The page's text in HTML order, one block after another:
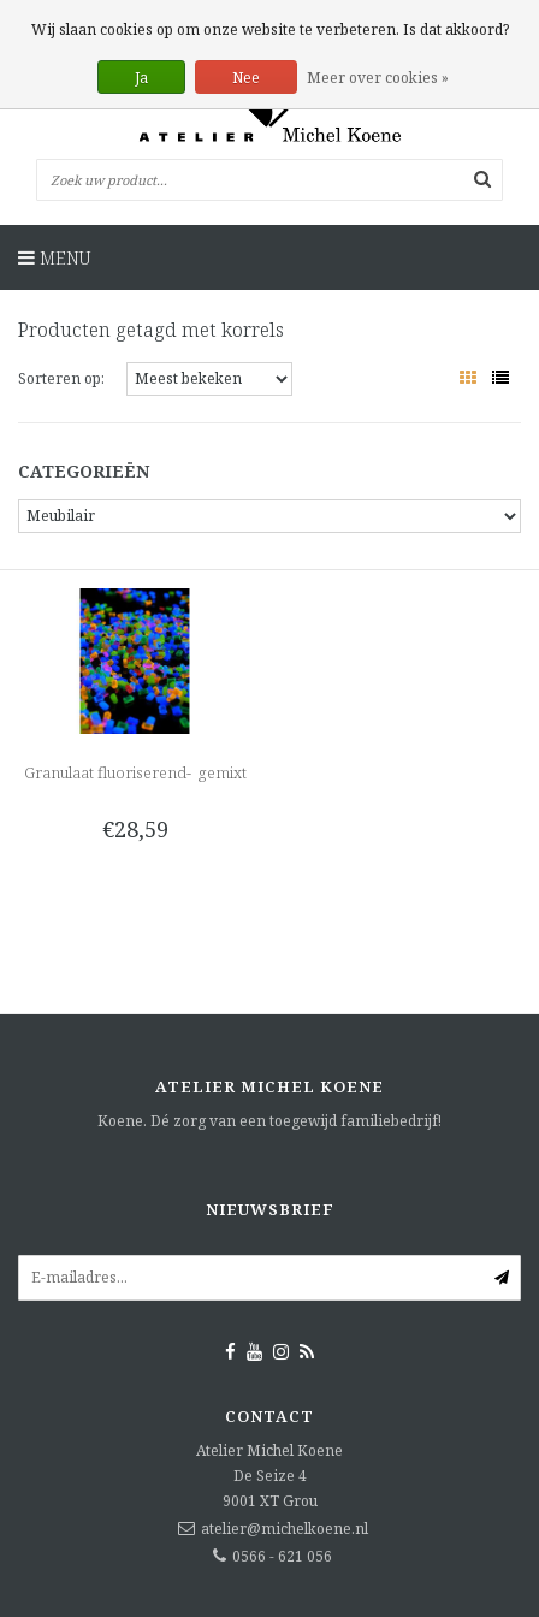
0 Artikelen
MENU
Producten getagd met korrels
Sorteren op:
CATEGORIEËN
Granulaat fluoriserend- gemixt
€28,59
ATELIER MICHEL KOENE
Koene. Dé zorg van een toegewijd familiebedrijf!
NIEUWSBRIEF
CONTACT
Atelier Michel Koene
De Seize 4
9001 XT Grou
atelier@michelkoene.nl
0566 - 621 056
Wij slaan cookies op om onze website te verbeteren. Is dat akkoord?
Ja Nee Meer over cookies »